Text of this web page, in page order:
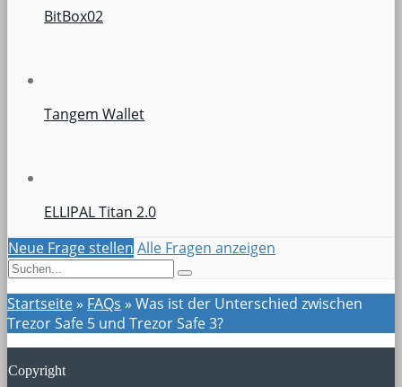
BitBox02
Tangem Wallet
ELLIPAL Titan 2.0
Neue Frage stellen Alle Fragen anzeigen
Startseite» FAQs » Was ist der Unterschied zwischen
Trezor Safe 5 und Trezor Safe 3?
Copyright